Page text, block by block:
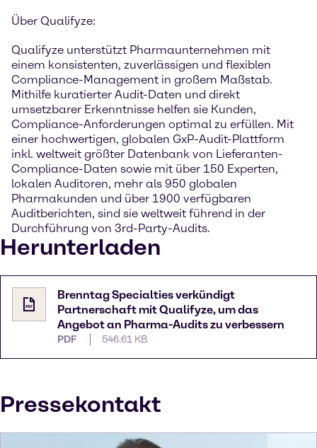
Über Qualifyze:
Qualifyze unterstützt Pharmaunternehmen mit
einem konsistenten, zuverlässigen und flexiblen
Compliance-Management in großem Maßstab.
Mithilfe kuratierter Audit-Daten und direkt
umsetzbarer Erkenntnisse helfen sie Kunden,
Compliance-Anforderungen optimal zu erfüllen. Mit
einer hochwertigen, globalen GxP-Audit-Plattform
inkl. weltweit größter Datenbank von Lieferanten-
Compliance-Daten sowie mit über 150 Experten,
lokalen Auditoren, mehr als 950 globalen
Pharmakunden und über 1900 verfügbaren
Auditberichten, sind sie weltweit führend in der
Durchführung von 3rd-Party-Audits.
Herunterladen
Brenntag Specialties verkündigt
Partnerschaft mit Qualifyze, um das
Angebot an Pharma-Audits zu verbessern
PDF 546.61 KB
Pressekontakt